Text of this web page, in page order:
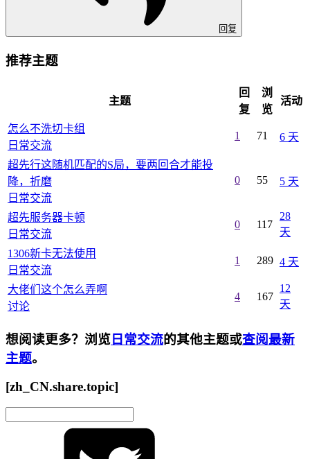
回复
推荐主题
主题
回
复
浏
览
活动
怎么不洗切卡组
日常交流
1 71 6 天
超先行这随机匹配的S局，要两回合才能投
降，折磨
日常交流
0 55 5 天
超先服务器卡顿
日常交流
0 117
28
天
1306新卡无法使用
日常交流
1 289 4 天
大佬们这个怎么弄啊
讨论
4 167
12
天
想阅读更多？浏览 日常交流的其他主题或查阅最新
主题。
[zh_CN.share.topic]